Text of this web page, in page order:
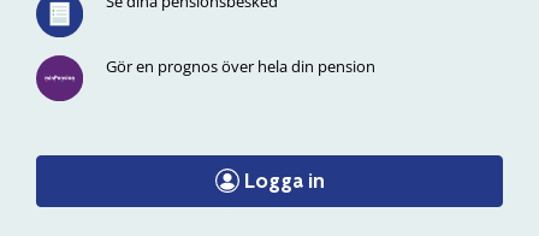
Gör en prognos över hela din pension
Logga in